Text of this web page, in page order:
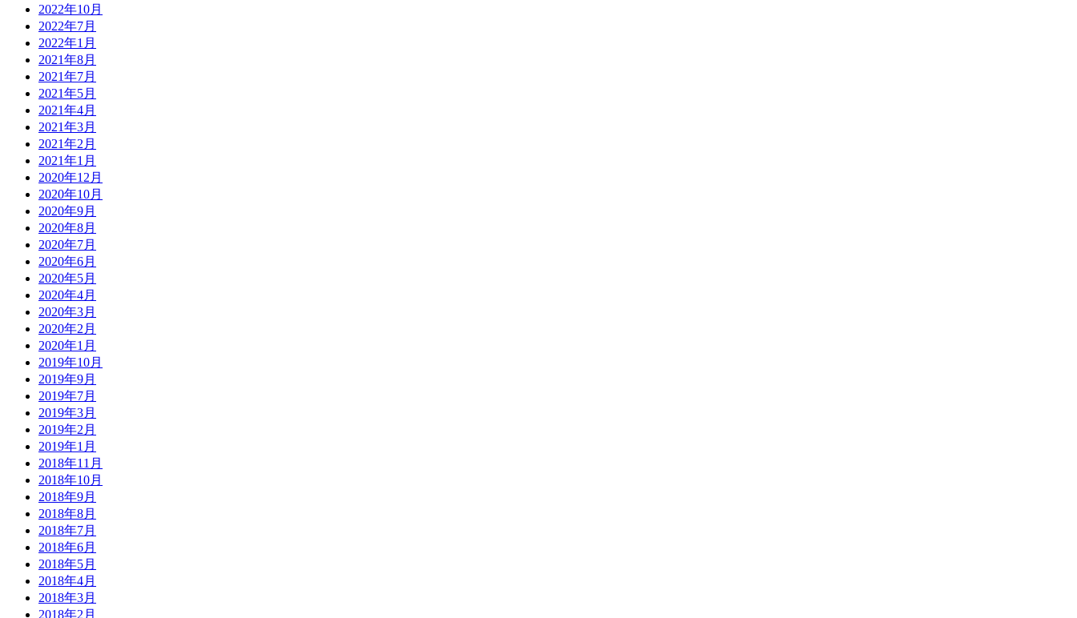
2022年10月
2022年7月
2022年1月
2021年8月
2021年7月
2021年5月
2021年4月
2021年3月
2021年2月
2021年1月
2020年12月
2020年10月
2020年9月
2020年8月
2020年7月
2020年6月
2020年5月
2020年4月
2020年3月
2020年2月
2020年1月
2019年10月
2019年9月
2019年7月
2019年3月
2019年2月
2019年1月
2018年11月
2018年10月
2018年9月
2018年8月
2018年7月
2018年6月
2018年5月
2018年4月
2018年3月
2018年2月